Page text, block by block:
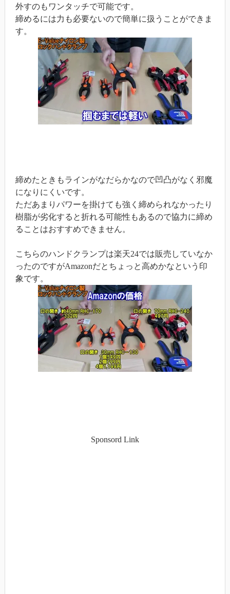
外すのもワンタッチで可能です。
締めるには力も必要ないので簡単に扱うことができま
す。
締めたときもラインがなだらかなので凹凸がなく邪魔
になりにくいです。
ただあまりパワーを掛けても強く締められなかったり
樹脂が劣化すると折れる可能性もあるので協力に締め
ることはおすすめできません。
こちらのハンドクランプは楽天24では販売していなか
ったのですがAmazonだとちょっと高めかなという印
象です。
Sponsord Link